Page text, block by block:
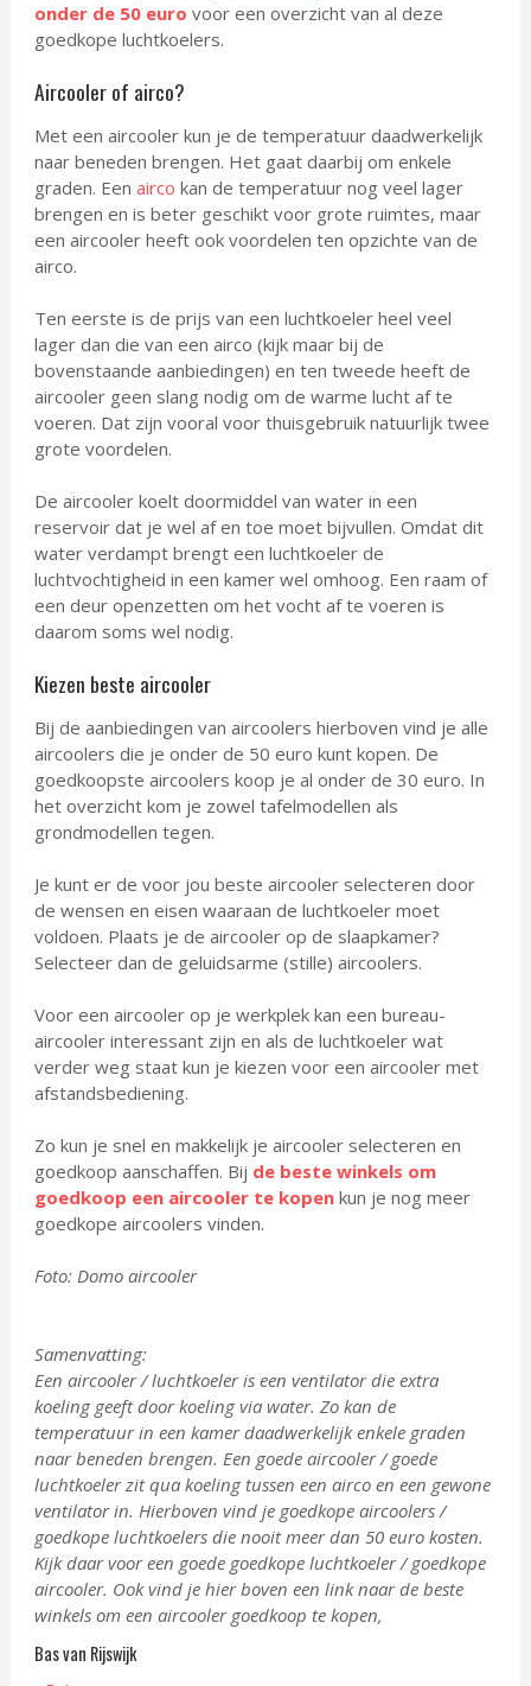
onder de 50 euro voor een overzicht van al deze
goedkope luchtkoelers.
Aircooler of airco?
Met een aircooler kun je de temperatuur daadwerkelijk
naar beneden brengen. Het gaat daarbij om enkele
graden. Een airco kan de temperatuur nog veel lager
brengen en is beter geschikt voor grote ruimtes, maar
een aircooler heeft ook voordelen ten opzichte van de
airco.
Ten eerste is de prijs van een luchtkoeler heel veel
lager dan die van een airco (kijk maar bij de
bovenstaande aanbiedingen) en ten tweede heeft de
aircooler geen slang nodig om de warme lucht af te
voeren. Dat zijn vooral voor thuisgebruik natuurlijk twee
grote voordelen.
De aircooler koelt doormiddel van water in een
reservoir dat je wel af en toe moet bijvullen. Omdat dit
water verdampt brengt een luchtkoeler de
luchtvochtigheid in een kamer wel omhoog. Een raam of
een deur openzetten om het vocht af te voeren is
daarom soms wel nodig.
Kiezen beste aircooler
Bij de aanbiedingen van aircoolers hierboven vind je alle
aircoolers die je onder de 50 euro kunt kopen. De
goedkoopste aircoolers koop je al onder de 30 euro. In
het overzicht kom je zowel tafelmodellen als
grondmodellen tegen.
Je kunt er de voor jou beste aircooler selecteren door
de wensen en eisen waaraan de luchtkoeler moet
voldoen. Plaats je de aircooler op de slaapkamer?
Selecteer dan de geluidsarme (stille) aircoolers.
Voor een aircooler op je werkplek kan een bureau-
aircooler interessant zijn en als de luchtkoeler wat
verder weg staat kun je kiezen voor een aircooler met
afstandsbediening.
Zo kun je snel en makkelijk je aircooler selecteren en
goedkoop aanschaffen. Bij de beste winkels om
goedkoop een aircooler te kopenkun je nog meer
goedkope aircoolers vinden.
Foto: Domo aircooler
Samenvatting:
Een aircooler / luchtkoeler is een ventilator die extra
koeling geeft door koeling via water. Zo kan de
temperatuur in een kamer daadwerkelijk enkele graden
naar beneden brengen. Een goede aircooler / goede
luchtkoeler zit qua koeling tussen een airco en een gewone
ventilator in. Hierboven vind je goedkope aircoolers /
goedkope luchtkoelers die nooit meer dan 50 euro kosten.
Kijk daar voor een goede goedkope luchtkoeler / goedkope
aircooler. Ook vind je hier boven een link naar de beste
winkels om een aircooler goedkoop te kopen,
Bas van Rijswijk